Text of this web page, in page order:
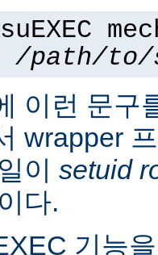
/path/to/
이런 문구
wrapper
이 setuid
다.
기능